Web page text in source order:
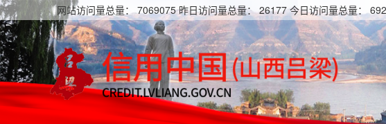
网站访问量总量： 7069075 昨日访问量总量： 26177 今日访问量总量：